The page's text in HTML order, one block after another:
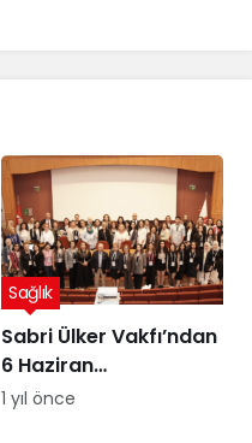
Sabri Ülker Vakfı’ndan
6 Haziran
Diyetisyenler Günü’ne
Sağlık
1 yıl önce